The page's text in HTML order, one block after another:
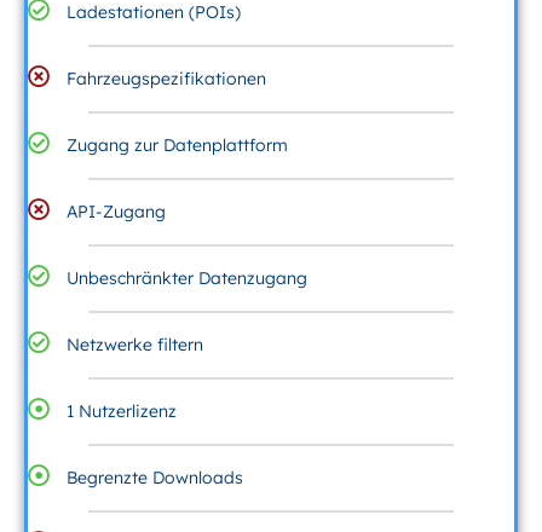
Ladestationen (POIs)
Fahrzeugspezifikationen
Zugang zur Datenplattform
API-Zugang
Unbeschränkter Datenzugang
Netzwerke filtern
1 Nutzerlizenz
Begrenzte Downloads